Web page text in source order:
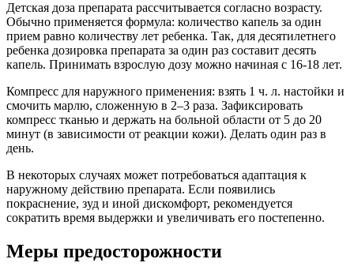
Детская доза препарата рассчитывается согласно возрасту.
Обычно применяется формула: количество капель за один
прием равно количеству лет ребенка. Так, для десятилетнего
ребенка дозировка препарата за один раз составит десять
капель. Принимать взрослую дозу можно начиная с 16-18 лет.
Компресс для наружного применения: взять 1 ч. л. настойки и
смочить марлю, сложенную в 2–3 раза. Зафиксировать
компресс тканью и держать на больной области от 5 до 20
минут (в зависимости от реакции кожи). Делать один раз в
день.
В некоторых случаях может потребоваться адаптация к
наружному действию препарата. Если появились
покраснение, зуд и иной дискомфорт, рекомендуется
сократить время выдержки и увеличивать его постепенно.
Меры предосторожности